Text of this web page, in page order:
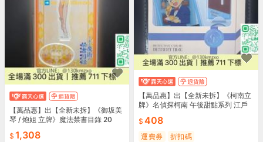
【萬品惠】出【全新未拆】《御坂美
琴 / 炮姐 立牌》魔法禁書目錄 20
1,308
【萬品惠】出【全新未拆】《柯南立
牌》名偵探柯南 午後甜點系列 江戶
408
運費券 折扣碼